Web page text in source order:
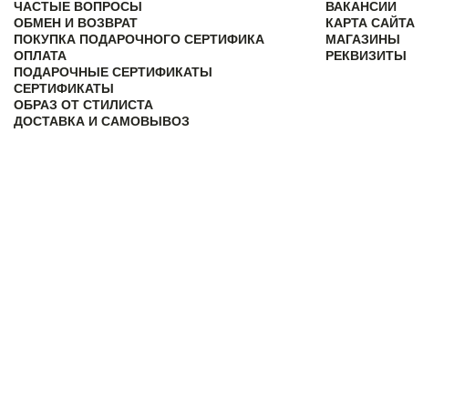
ЧАСТЫЕ ВОПРОСЫ
ОБМЕН И ВОЗВРАТ
ПОКУПКА ПОДАРОЧНОГО СЕРТИФИКА
ОПЛАТА
ПОДАРОЧНЫЕ СЕРТИФИКАТЫ
СЕРТИФИКАТЫ
ОБРАЗ ОТ СТИЛИСТА
ДОСТАВКА И САМОВЫВОЗ
ВАКАНСИИ
КАРТА САЙТА
МАГАЗИНЫ
РЕКВИЗИТЫ